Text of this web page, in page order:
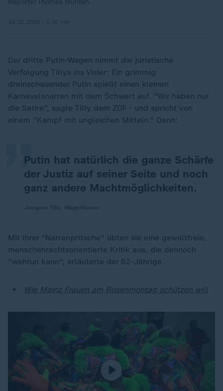
Reporter Thomas Münten.
Der dritte Putin-Wagen nimmt die juristische
Verfolgung Tillys ins Visier: Ein grimmig
dreinschauender Putin spießt einen kleinen
Karnevalsnarren mit dem Schwert auf. "Wir haben nur
die Satire", sagte Tilly dem ZDF - und spricht von
einem "Kampf mit ungleichen Mitteln." Denn:
Putin hat natürlich die ganze Schärfe
der Justiz auf seiner Seite und noch
ganz andere Machtmöglichkeiten.
„
Mit ihrer "Narrenpritsche" übten sie eine gewaltfreie,
menschenrechtsorientierte Kritik aus, die dennoch
"wehtun kann", erläuterte der 62-Jährige.
Wie Mainz Frauen am Rosenmontag schützen will